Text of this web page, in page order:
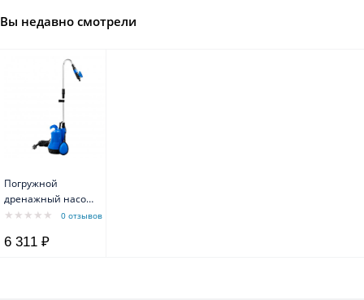
Вы недавно смотрели
Погружной
дренажный насос
Omega 350 LX0 отзывов
6 311 ₽